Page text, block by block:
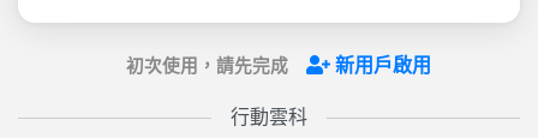
初次使用，請先完成 新用戶啟用
行動雲科